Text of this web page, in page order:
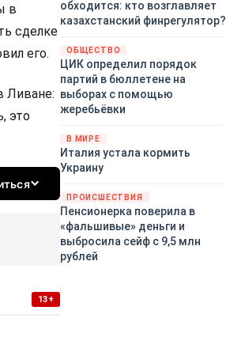
в
сделке
его.
Ливане:
это
13+
обходится: кто возглавляет
казахстанский финрегулятор?
ОБЩЕСТВО
ЦИК определил порядок
партий в бюллетене на
выборах с помощью
жеребьёвки
В МИРЕ
Италия устала кормить
Украину
ПРОИСШЕСТВИЯ
Пенсионерка поверила в
«фальшивые» деньги и
выбросила сейф с 9,5 млн
рублей